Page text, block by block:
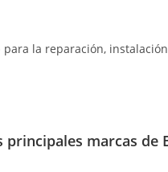
para la reparación,
marcas de